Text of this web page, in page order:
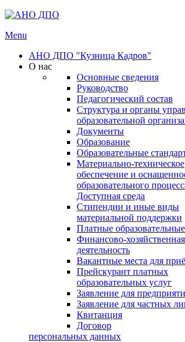
Menu
АНО ДПО "Кузница Кадров"
О нас
Основные сведения
Руководство
Педагогический состав
Структура и органы
образовательной
Документы
Образование
Образовательные
Материально-техническое
обеспечение и
образовательного
Доступная среда
Стипендии и иные виды
материальной поддержки
Платные
Финансово-хозяйственная
деятельность
Вакантные места для
Прейскурант платных
образовательных услуг
Заявление для
Заявление для частных
Квитанция
Договор
персональных данных